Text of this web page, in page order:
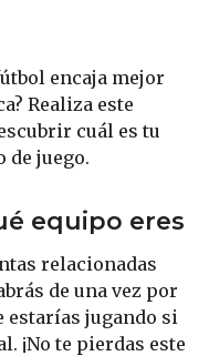
encaja mejor
Realiza este
cuál es tu
de juego.
equipo eres
relacionadas
de una vez por
estarías jugando si
¡No te pierdas este